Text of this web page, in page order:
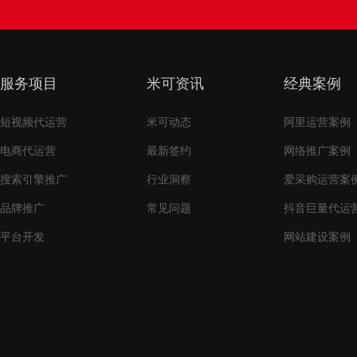
服务项目
短视频代运营
电商代运营
搜索引擎推广
品牌推广
平台开发
米可资讯
米可动态
最新签约
行业洞察
常见问题
经典案例
阿里运营案例
网络推广案例
爱采购运营案
抖音巨量代运
网站建设案例